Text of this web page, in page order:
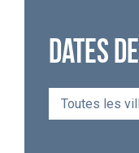
DATES